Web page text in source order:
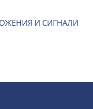
И СИГНАЛИ